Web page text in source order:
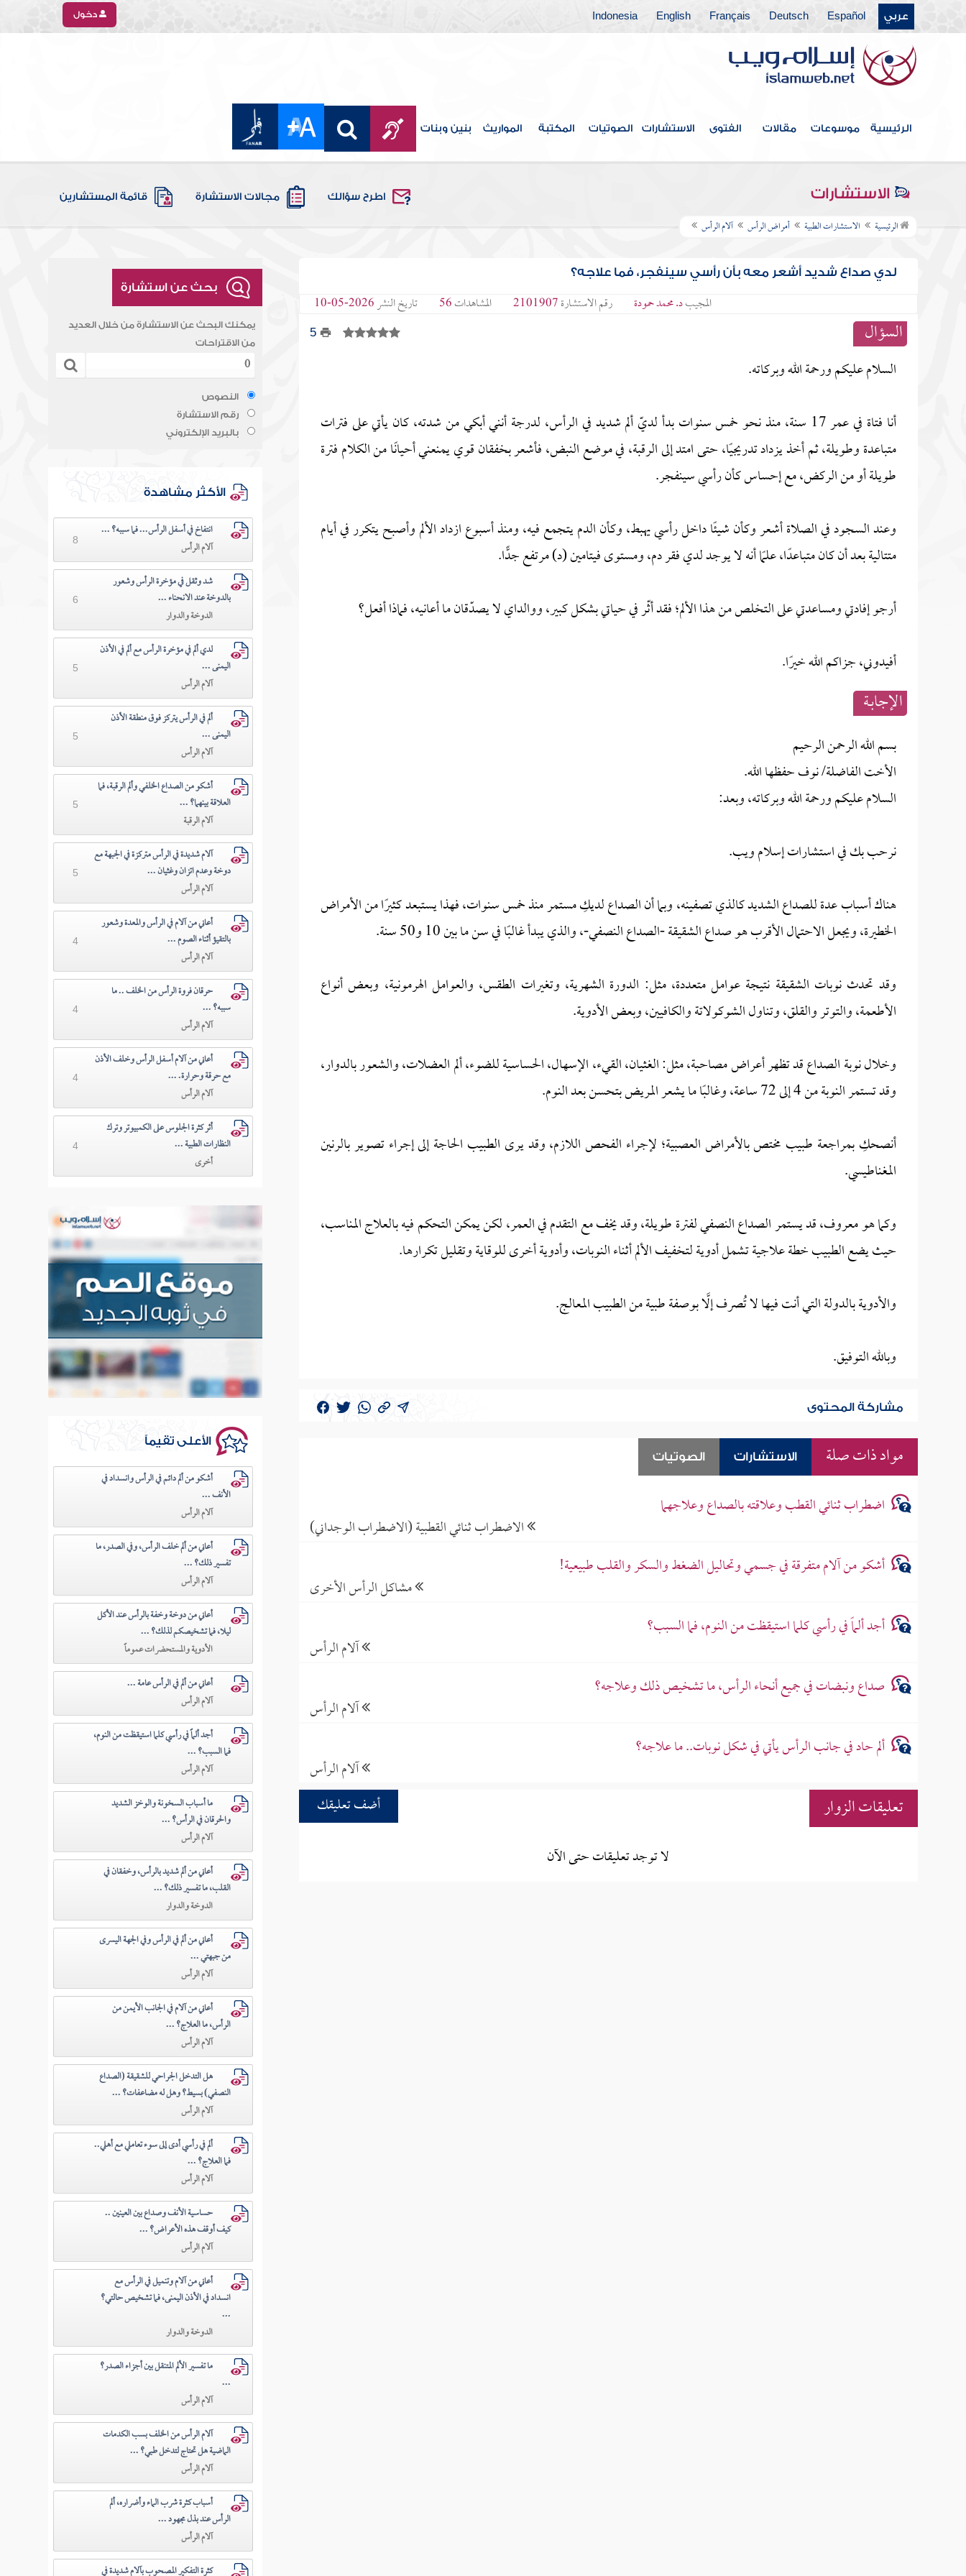
عربي Español
Deutsch
Français
English
Indonesia دخول
الرئيسية موسوعات مقالات الفتوى الاستشارات الصوتيات المكتبة المواريث بنين وبنات
الاستشارات اطرح سؤالك مجالات الاستشارة قائمة المستشارين
الرئيسية الاستشارات الطبية أمراض الرأس آلام الرأس
لدي صداع شديد أشعر معه بأن رأسي سينفجر، فما علاجه؟
المجيبد. محمد حمودة رقم الاستشارة2101907 المشاهدات56 تاريخ النشر2026-05-10
السؤال 5
السلام عليكم ورحمة الله وبركاته.
أنا فتاة في عمر 17 سنة، منذ نحو خمس سنوات بدأ لديّ ألم شديد في الرأس، لدرجة أنني أبكي من شدته، كان يأتي على فترات
متباعدة وطويلة، ثم أخذ يزداد تدريجيًا، حتى امتد إلى الرقبة، في موضع النبض، فأشعر بخفقان قوي يمنعني أحيانًا من الكلام فترة
طويلة أو من الركض، مع إحساس كأن رأسي سينفجر.
وعند السجود في الصلاة أشعر وكأن شيئًا داخل رأسي يهبط، وكأن الدم يتجمع فيه، ومنذ أسبوع ازداد الألم وأصبح يتكرر في أيام
متتالية بعد أن كان متباعدًا، علمًا أنه لا يوجد لدي فقر دم، ومستوى فيتامين (د) مرتفع جدًّا.
أرجو إفادتي ومساعدتي على التخلص من هذا الألم؛ فقد أثّر في حياتي بشكل كبير، ووالداي لا يصدّقان ما أعانيه، فماذا أفعل؟
أفيدوني، جزاكم الله خيرًا.
الإجابــة
بسم الله الرحمن الرحيم
الأخت الفاضلة/ نوف حفظها الله.
السلام عليكم ورحمة الله وبركاته، وبعد:
نرحب بك في استشارات إسلام ويب.
هناك أسباب عدة للصداع الشديد كالذي تصفينه، وبما أن الصداع لديكِ مستمر منذ خمس سنوات، فهذا يستبعد كثيرًا من الأمراض
الخطيرة، ويجعل الاحتمال الأقرب هو صداع الشقيقة -الصداع النصفي-، والذي يبدأ غالبًا في سن ما بين 10 و50 سنة.
وقد تحدث نوبات الشقيقة نتيجة عوامل متعددة، مثل: الدورة الشهرية، وتغيرات الطقس، والعوامل الهرمونية، وبعض أنواع
الأطعمة، والتوتر والقلق، وتناول الشوكولاتة والكافيين، وبعض الأدوية.
وخلال نوبة الصداع قد تظهر أعراض مصاحبة، مثل: الغثيان، القيء، الإسهال، الحساسية للضوء، ألم العضلات، والشعور بالدوار،
وقد تستمر النوبة من 4 إلى 72 ساعة، وغالبًا ما يشعر المريض بتحسن بعد النوم.
أنصحكِ بمراجعة طبيب مختص بالأمراض العصبية؛ لإجراء الفحص اللازم، وقد يرى الطبيب الحاجة إلى إجراء تصوير بالرنين
المغناطيسي.
وكما هو معروف، قد يستمر الصداع النصفي لفترة طويلة، وقد يخف مع التقدم في العمر، لكن يمكن التحكم فيه بالعلاج المناسب،
حيث يضع الطبيب خطة علاجية تشمل أدوية لتخفيف الألم أثناء النوبات، وأدوية أخرى للوقاية وتقليل تكرارها.
والأدوية بالدولة التي أنت فيها لا تُصرف إلَّا بوصفة طبية من الطبيب المعالج.
وبالله التوفيق.
مشاركة المحتوى
مواد ذات صلة الاستشارات الصوتيات
اضطراب ثنائي القطب وعلاقته بالصداع وعلاجهما
الاضطراب ثنائي القطبية (الاضطراب الوجداني)
أشكو من آلام متفرقة في جسمي وتحاليل الضغط والسكر والقلب طبيعية!
مشاكل الرأس الأخرى
أجد ألماً في رأسي كلما استيقظت من النوم، فما السبب؟
آلام الرأس
صداع ونبضات في جميع أنحاء الرأس، ما تشخيص ذلك وعلاجه؟
آلام الرأس
ألم حاد في جانب الرأس يأتي في شكل نوبات.. ما علاجه؟
آلام الرأس
تعليقات الزوار
أضف تعليقك
لا توجد تعليقات حتى الآن
بحث عن استشارة
يمكنك البحث عن الاستشارة من خلال العديد
من الاقتراحات
النصوص
رقم الاستشارة
بالبريد الإلكتروني
الأكثر مشاهدة
انتفاخ في أسفل الرأس... فما سببه؟ ...
آلام الرأس
8
شد وثقل في مؤخرة الرأس وشعور
بالدوخة عند الانحناء ...
الدوخة والدوار
6
لدي ألم في مؤخرة الرأس مع ألم في الأذن
اليمنى ...
آلام الرأس
5
ألم في الرأس يتركز فوق منطقة الأذن
اليمنى ...
آلام الرأس
5
أشكو من الصداع الخلفي وألم الرقبة، فما
العلاقة بينهما؟ ...
آلام الرقبة
5
آلام شديدة في الرأس متركزة في الجبهة مع
دوخة وعدم اتزان وغثيان ...
آلام الرأس
5
أعاني من آلام في الرأس والمعدة وشعور
بالتقيؤ أثناء الصوم ...
آلام الرأس
4
حرقان فروة الرأس من الخلف .. ما
سببه؟ ...
آلام الرأس
4
أعاني من آلام أسفل الرأس وخلف الأذن
مع حرقة وحرارة. ...
آلام الرأس
4
أثر كثرة الجلوس على الكمبيوتر وترك
النظارات الطبية ...
أخرى
4
الأعلى تقيماً
أشكو من ألم دائم في الرأس وانسداد في
الأنف ...
آلام الرأس
أعاني من ألم خلف الرأس، وفي الصدر، ما
تفسير ذلك؟ ...
آلام الرأس
أعاني من دوخة وخفة بالرأس عند الأكل
ليلا، فما تشخيصكم لذلك؟ ...
الأدوية والمستحضرات عموماً
أعاني من ألم في الرأس عامة ...
آلام الرأس
أجد ألماً في رأسي كلما استيقظت من النوم،
فما السبب؟ ...
آلام الرأس
ما أسباب السخونة والوخز الشديد
والحرقان في الرأس؟ ...
آلام الرأس
أعاني من ألم شديد بالرأس، وخفقان في
القلب، ما تفسير ذلك؟ ...
الدوخة والدوار
أعاني من ألم في الرأس وفي الجهة اليسرى
من جبهتي ...
آلام الرأس
أعاني من آلام في الجانب الأيمن من
الرأس، ما العلاج؟ ...
آلام الرأس
هل التدخل الجراحي للشقيقة (الصداع
النصفي) بسيط؟ وهل له مضاعفات؟ ...
آلام الرأس
ألم في رأسي أدى إلى سوء تعاملي مع أهلي..
فما العلاج؟ ...
آلام الرأس
حساسية الأنف وصداع بين العينين ..
كيف أوقف هذه الأعراض؟ ...
آلام الرأس
أعاني من آلام وتنميل في الرأس مع
انسداد في الأذن اليمنى، فما تشخيص حالتي؟
...
الدوخة والدوار
ما تفسير الألم المتنقل بين أجزاء الصدر؟
...
آلام الرأس
آلام الرأس من الخلف بسب الكدمات
الماضية هل تحتاج لتدخل طبي؟ ...
آلام الرأس
أسباب كثرة شرب الماء وأضراره، ألم
الرأس عند بذل مجهود ...
آلام الرأس
كثرة التفكير المصحوب بآلام شديدة في